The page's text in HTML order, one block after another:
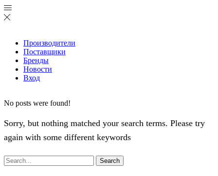
Производители
Поставщики
Бренды
Новости
Вход
No posts were found!
Sorry, but nothing matched your search terms. Please try
again with some different keywords
Search